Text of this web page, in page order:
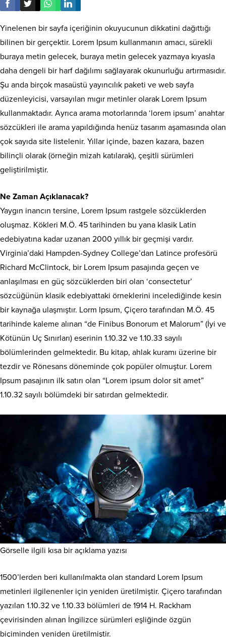
Yinelenen bir sayfa içeriğinin okuyucunun dikkatini dağıttığı
bilinen bir gerçektir. Lorem Ipsum kullanmanın amacı, sürekli
buraya metin gelecek, buraya metin gelecek yazmaya kıyasla
daha dengeli bir harf dağılımı sağlayarak okunurluğu artırmasıdır.
Şu anda birçok masaüstü yayıncılık paketi ve web sayfa
düzenleyicisi, varsayılan mıgır metinler olarak Lorem Ipsum
kullanmaktadır. Ayrıca arama motorlarında ‘lorem ipsum’ anahtar
sözcükleri ile arama yapıldığında henüz tasarım aşamasında olan
çok sayıda site listelenir. Yıllar içinde, bazen kazara, bazen
bilinçli olarak (örneğin mizah katılarak), çeşitli sürümleri
geliştirilmiştir.
Ne Zaman Açıklanacak?
Yaygın inancın tersine, Lorem Ipsum rastgele sözcüklerden
oluşmaz. Kökleri M.Ö. 45 tarihinden bu yana klasik Latin
edebiyatına kadar uzanan 2000 yıllık bir geçmişi vardır.
Virginia’daki Hampden-Sydney College’dan Latince profesörü
Richard McClintock, bir Lorem Ipsum pasajında geçen ve
anlaşılması en güç sözcüklerden biri olan ‘consectetur’
sözcüğünün klasik edebiyattaki örneklerini incelediğinde kesin
bir kaynağa ulaşmıştır. Lorm Ipsum, Çiçero tarafından M.Ö. 45
tarihinde kaleme alınan “de Finibus Bonorum et Malorum” (İyi ve
Kötünün Uç Sınırları) eserinin 1.10.32 ve 1.10.33 sayılı
bölümlerinden gelmektedir. Bu kitap, ahlak kuramı üzerine bir
tezdir ve Rönesans döneminde çok popüler olmuştur. Lorem
Ipsum pasajının ilk satırı olan “Lorem ipsum dolor sit amet”
1.10.32 sayılı bölümdeki bir satırdan gelmektedir.
Görselle ilgili kısa bir açıklama yazısı
1500’lerden beri kullanılmakta olan standard Lorem Ipsum
metinleri ilgilenenler için yeniden üretilmiştir. Çiçero tarafından
yazılan 1.10.32 ve 1.10.33 bölümleri de 1914 H. Rackham
çevirisinden alınan İngilizce sürümleri eşliğinde özgün
biçiminden yeniden üretilmiştir.